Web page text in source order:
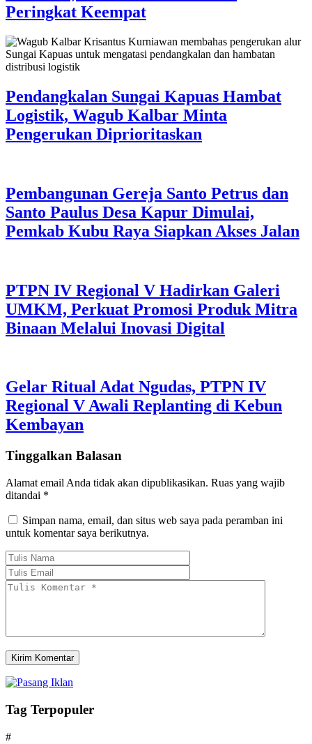
Peringkat Keempat
Pendangkalan Sungai Kapuas Hambat
Logistik, Wagub Kalbar Minta
Pengerukan Diprioritaskan
Pembangunan Gereja Santo Petrus dan
Santo Paulus Desa Kapur Dimulai,
Pemkab Kubu Raya Siapkan Akses Jalan
PTPN IV Regional V Hadirkan Galeri
UMKM, Perkuat Promosi Produk Mitra
Binaan Melalui Inovasi Digital
Gelar Ritual Adat Ngudas, PTPN IV
Regional V Awali Replanting di Kebun
Kembayan
Tinggalkan Balasan
Alamat email Anda tidak akan dipublikasikan. Ruas yang wajib
ditandai *
Simpan nama, email, dan situs web saya pada peramban ini
untuk komentar saya berikutnya.
Tag Terpopuler
#